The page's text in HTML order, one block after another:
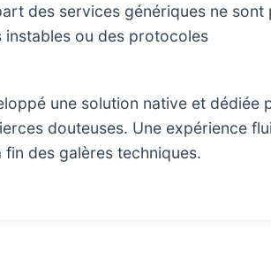
des services génériques ne sont
instables ou des protocoles
une solution native et dédiée
douteuses. Une expérience
des galères techniques.